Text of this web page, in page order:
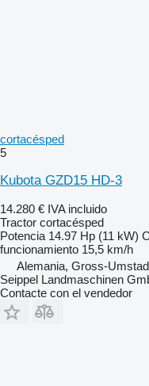
cortacésped
5
Kubota GZD15 HD-3
14.280 € IVA incluido
Tractor cortacésped
Potencia 14.97 Hp (11 kW)
funcionamiento 15,5 km/h
Alemania, Gross-
Seippel Landmaschinen
Contacte con el vendedor